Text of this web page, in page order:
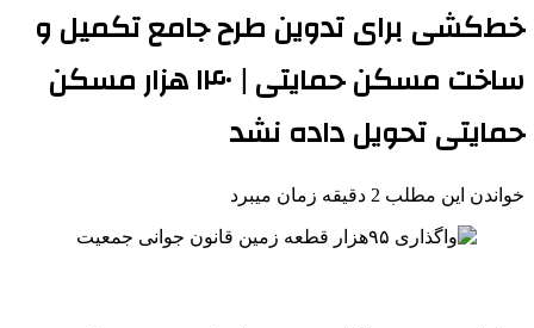
خط‌کشی برای تدوین طرح جامع تکمیل و
ساخت مسکن حمایتی | ۱۴۰ هزار مسکن
حمایتی تحویل داده نشد
خواندن این مطلب 2 دقیقه زمان میبرد